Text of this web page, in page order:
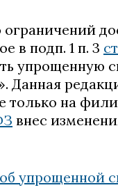
в подп. 1 п. 3
упрощенную
только на
внес
упрощенной